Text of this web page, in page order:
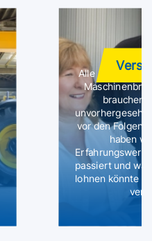
Alle unsere
brauchen
vor den Folgen
haben
passiert und
lohnen könnte